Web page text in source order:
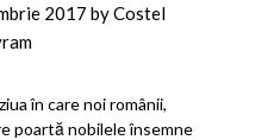
2017 byCostel
în care noi românii,
poartă nobilele însemne